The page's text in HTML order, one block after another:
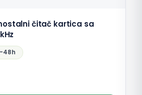
čitač kartica sa
48h